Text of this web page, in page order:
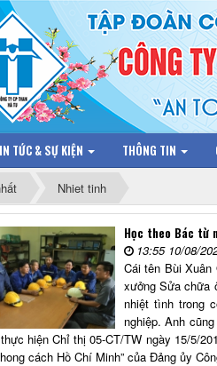
TỨC & SỰ KIỆN THÔNG TIN
Nhiet tinh
Học theo Bác từ
13:55 10/08/
Cái tên Bùi
xưởng Sửa chữa
nhiệt tình trong
nghiệp. Anh
hiện Chỉ thị 05-CT/TW ngày 15/5/
cách Hồ Chí Minh” của Đảng ủy